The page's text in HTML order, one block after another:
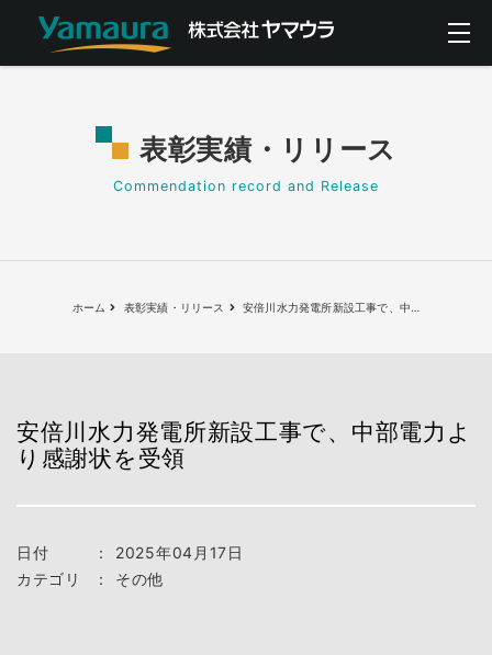
表彰実績・リリース
Commendation record and Release
ホーム 表彰実績・リリース 安倍川水力発電所新設工事で、中
安倍川水力発電所新設工事で、中部電力よ
り感謝状を受領
日付 ：
2025年04月17日
カテゴリ
： その他